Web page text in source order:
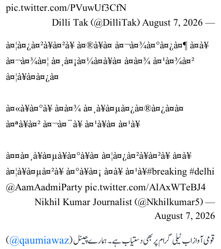
pic.twitter.com/PVuwUf3CfN
— Dilli Tak (@DilliTak)
August 7, 2026
à¤¦à¤¿à¤²à¥à¤²à¥ à¤®à¥à¤ à¤¬à¤¾à¤°à¤¿à¤¶ à¤à¥
à¤¬à¤¾à¤¦ à¤¸à¤¡à¤¼à¤à¥à¤ à¤à¤¾ à¤¹à¤¾à¤²
à¤¦à¥à¤à¤¿à¤
à¤«à¥à¤°à¥ à¤à¤¾ à¤¸à¥à¤µà¤¿à¤®à¤¿à¤à¤
à¤ªà¥à¤² à¤¬à¤¨à¥ à¤¹à¥à¤ à¤¹à¥
à¤¤à¤¸à¥à¤µà¥à¤°à¥à¤ à¤¦à¤¿à¤²à¥à¤²à¥ à¤à¥
à¤¦à¥à¤µà¤²à¥ à¤°à¥à¤¡ à¤à¥ à¤¹à¥#breaking#delhi
@AamAadmiPartypic.twitter.com/AlAxWTeBJ4
— Nikhil Kumar Journalist (@Nkhilkumar5)
August 7, 2026
قومی آواز اب ٹیلی گرام پر بھی دستیاب ہے۔ ہمارے چینل (qaumiawaz@
)